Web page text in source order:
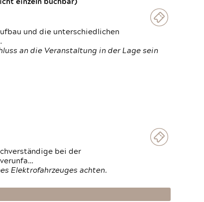
einzeln buchbar)
und die unterschiedlichen
an die Veranstaltung in der Lage sein
bei der
Elektrofahrzeuges achten.